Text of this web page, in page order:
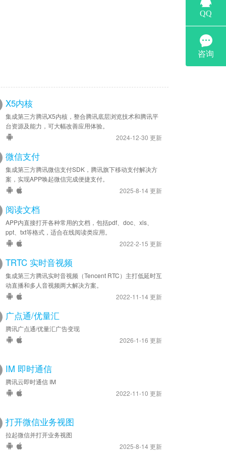
X5内核
集成第三方腾讯X5内核，整合腾讯底层浏览技术和腾讯平
台资源及能力，可大幅改善应用体验。
2024-12-30 更新
微信支付
集成第三方腾讯微信支付SDK，腾讯旗下移动支付解决方
案，实现APP唤起微信完成便捷支付。
2025-8-14 更新
阅读文档
APP内直接打开各种常用的文档，包括pdf、doc、xls、
ppt、txt等格式，适合在线阅读类应用。
2022-2-15 更新
TRTC 实时音视频
集成第三方腾讯实时音视频（Tencent RTC）主打低延时互
动直播和多人音视频两大解决方案。
2022-11-14 更新
广点通/优量汇
腾讯广点通/优量汇广告变现
2026-1-16 更新
IM 即时通信
腾讯云即时通信 IM
2022-11-10 更新
打开微信业务视图
拉起微信并打开业务视图
2025-8-14 更新